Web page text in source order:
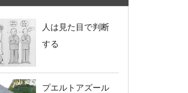
人は見た目で判断
する
プエルトアズール